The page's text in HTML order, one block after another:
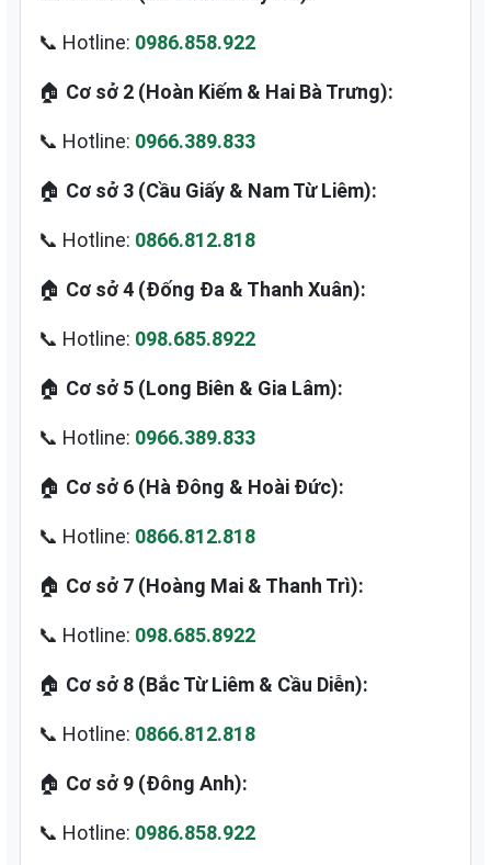
📞 Hotline: 0986.858.922
🏠 Cơ sở 2 (Hoàn Kiếm & Hai Bà Trưng):
📞 Hotline: 0966.389.833
🏠 Cơ sở 3 (Cầu Giấy & Nam Từ Liêm):
📞 Hotline: 0866.812.818
🏠 Cơ sở 4 (Đống Đa & Thanh Xuân):
📞 Hotline: 098.685.8922
🏠 Cơ sở 5 (Long Biên & Gia Lâm):
📞 Hotline: 0966.389.833
🏠 Cơ sở 6 (Hà Đông & Hoài Đức):
📞 Hotline: 0866.812.818
🏠 Cơ sở 7 (Hoàng Mai & Thanh Trì):
📞 Hotline: 098.685.8922
🏠 Cơ sở 8 (Bắc Từ Liêm & Cầu Diễn):
📞 Hotline: 0866.812.818
🏠 Cơ sở 9 (Đông Anh):
📞 Hotline: 0986.858.922